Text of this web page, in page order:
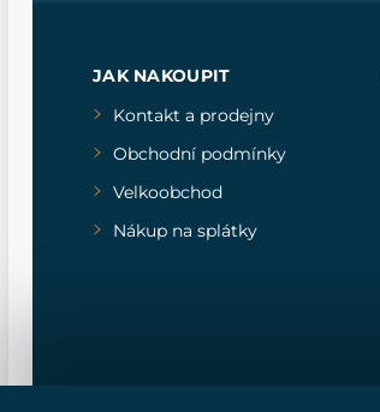
JAK NAKOUPIT
Kontakt a prodejny
Obchodní podmínky
Velkoobchod
Nákup na splátky